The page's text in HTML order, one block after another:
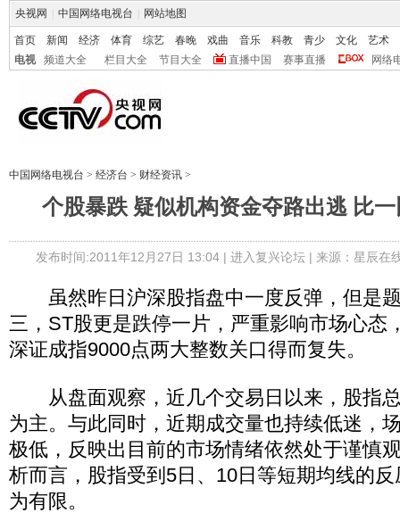
央视网 中国网络电视台 网站地图
首页 新闻 经济 体育 综艺 春晚 戏曲 音乐 科教 青少 文化
艺术
电视
频道大全 栏目大全 节目大全 直播中国 赛事直播 网络
中国网络电视台 > 经济台 > 财经资讯 >
个股暴跌 疑似机构资金夺路出逃 比
发布时间:2011年12月27日 13:04 | 进入复兴论坛| 来源：星辰
虽然昨日沪深股指盘中一度反弹，但是
三，ST股更是跌停一片，严重影响市场心态
深证成指9000点两大整数关口得而复失。
从盘面观察，近几个交易日以来，股指
为主。与此同时，近期成交量也持续低迷，
极低，反映出目前的市场情绪依然处于谨慎
析而言，股指受到5日、10日等短期均线的
为有限。